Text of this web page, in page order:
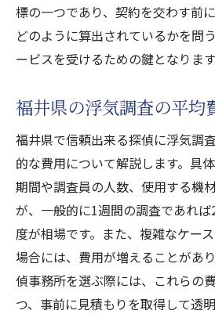
標の一つであり、契約を交わす前
どのように算出されているかを問
ービスを受けるための鍵となります
福井県の浮気調査の平均
福井県で信頼出来る探偵に浮気調
的な費用について解説します。具
期間や調査員の人数、使用する機
が、一般的に1週間の調査であれ
度が相場です。また、複雑なケー
場合には、費用が増えることがあ
偵事務所を選ぶ際には、これらの
つ、事前に見積もりを取得して透